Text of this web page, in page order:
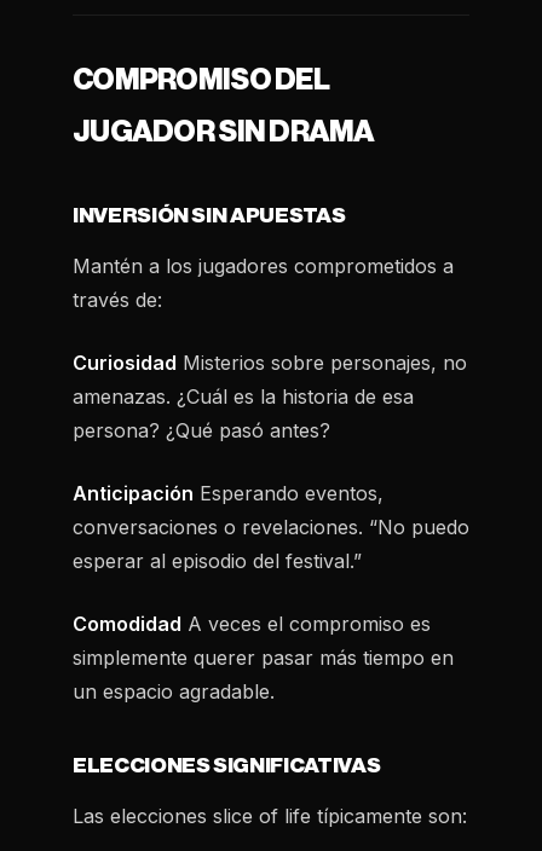
COMPROMISO DEL
JUGADOR SIN DRAMA
INVERSIÓN SIN APUESTAS
Mantén a los jugadores comprometidos a
través de:
Curiosidad Misterios sobre personajes, no
amenazas. ¿Cuál es la historia de esa
persona? ¿Qué pasó antes?
Anticipación Esperando eventos,
conversaciones o revelaciones. “No puedo
esperar al episodio del festival.”
Comodidad A veces el compromiso es
simplemente querer pasar más tiempo en
un espacio agradable.
ELECCIONES SIGNIFICATIVAS
Las elecciones slice of life típicamente son: